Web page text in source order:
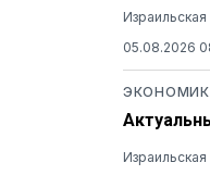
05.08.2026